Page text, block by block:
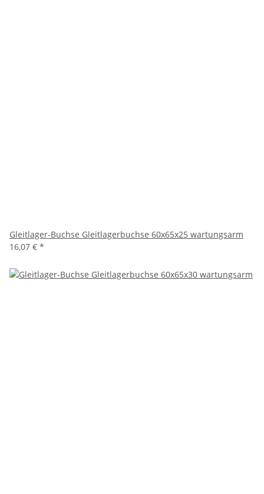
Gleitlager-Buchse Gleitlagerbuchse 60x65x25 wartungsarm
16,07 € *